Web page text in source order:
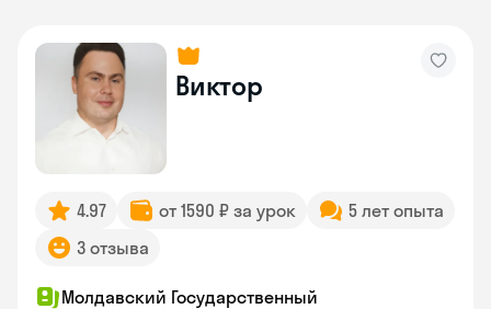
Виктор
4.97 от 1590 ₽ за урок
5 лет опыта
3 отзыва
Молдавский Государственный